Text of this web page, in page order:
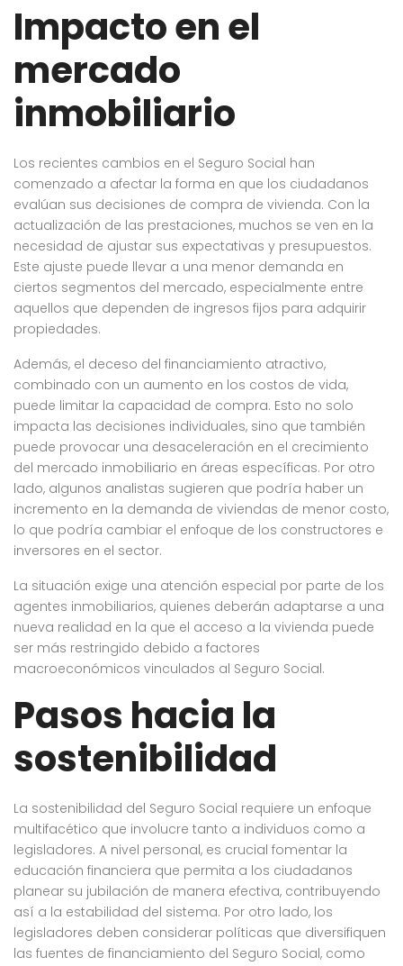
Impacto en el
mercado
inmobiliario
Los recientes cambios en el Seguro Social han
comenzado a afectar la forma en que los ciudadanos
evalúan sus decisiones de compra de vivienda. Con la
actualización de las prestaciones, muchos se ven en la
necesidad de ajustar sus expectativas y presupuestos.
Este ajuste puede llevar a una menor demanda en
ciertos segmentos del mercado, especialmente entre
aquellos que dependen de ingresos fijos para adquirir
propiedades.
Además, el deceso del financiamiento atractivo,
combinado con un aumento en los costos de vida,
puede limitar la capacidad de compra. Esto no solo
impacta las decisiones individuales, sino que también
puede provocar una desaceleración en el crecimiento
del mercado inmobiliario en áreas específicas. Por otro
lado, algunos analistas sugieren que podría haber un
incremento en la demanda de viviendas de menor costo,
lo que podría cambiar el enfoque de los constructores e
inversores en el sector.
La situación exige una atención especial por parte de los
agentes inmobiliarios, quienes deberán adaptarse a una
nueva realidad en la que el acceso a la vivienda puede
ser más restringido debido a factores
macroeconómicos vinculados al Seguro Social.
Pasos hacia la
sostenibilidad
La sostenibilidad del Seguro Social requiere un enfoque
multifacético que involucre tanto a individuos como a
legisladores. A nivel personal, es crucial fomentar la
educación financiera que permita a los ciudadanos
planear su jubilación de manera efectiva, contribuyendo
así a la estabilidad del sistema. Por otro lado, los
legisladores deben considerar políticas que diversifiquen
las fuentes de financiamiento del Seguro Social, como